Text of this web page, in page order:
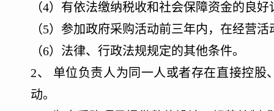
（4）有依法缴纳税收和社会保障资金的良好
（5）参加政府采购活动前三年内，在经营
（6）法律、行政法规规定的其他条件。
2、
单位负责人为同一人或者存在直接控
动。